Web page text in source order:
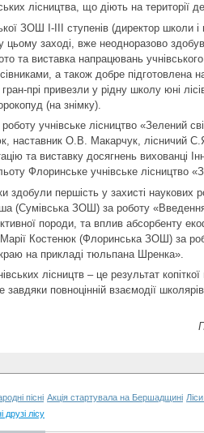
лісництва, що діють на території
ЗОШ І-ІІІ ступенів (директор школи
цьому заході, вже неодноразово
та виставка напрацювань учнівського
а також добре підготовлена
прі привезли у рідну школу юні
(на знімку).
учнівське лісництво «Зелений
наставник О.В. Макарчук, лісничий
та виставку досягнень вихованці
Флоринське учнівське лісництво
здобули першість у захисті наукових
(Сумівська ЗОШ) за роботу
породи, та вплив абсорбенту
Марії Костенюк (Флоринська ЗОШ) за
на прикладі тюльпана Шренка».
лісництв – це результат
завдяки повноцінній взаємодії
пісні Акція стартувала на Бершадщині
друзі лісу